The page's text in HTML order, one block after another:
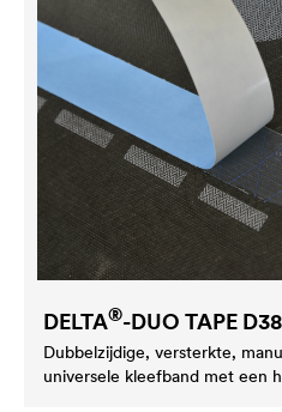
DELTA®-DUO TAPE D38
Dubbelzijdige, versterkte,
universele kleefband met een